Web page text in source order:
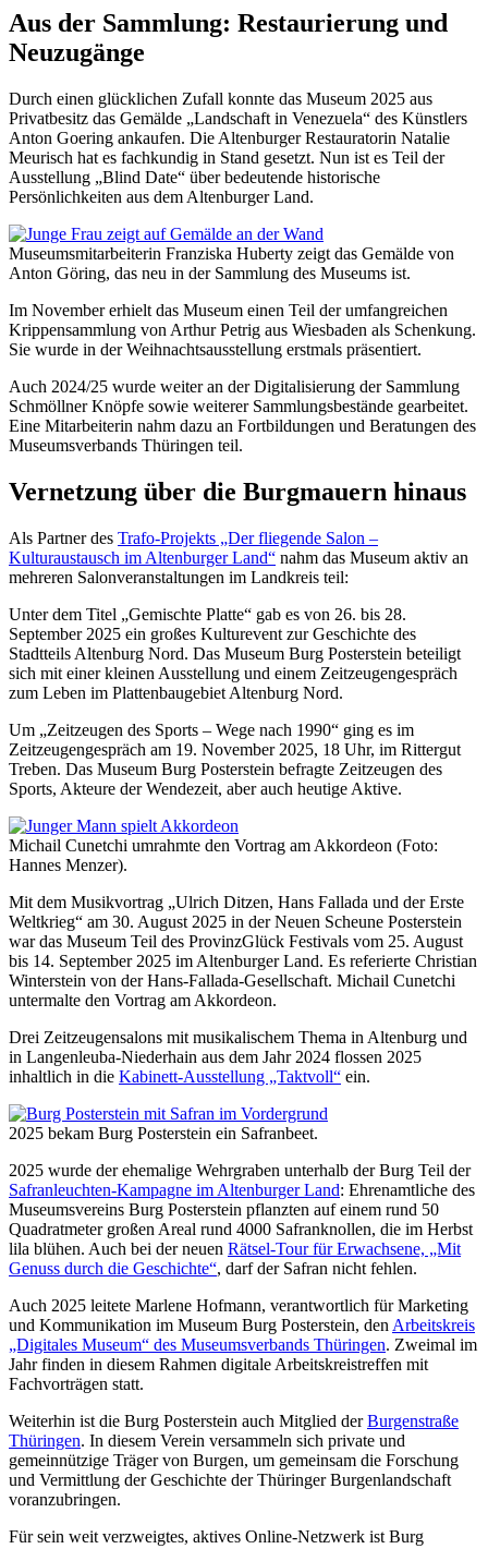
Aus der Sammlung: Restaurierung und
Neuzugänge
Durch einen glücklichen Zufall konnte das Museum 2025 aus
Privatbesitz das Gemälde „Landschaft in Venezuela“ des Künstlers
Anton Goering ankaufen. Die Altenburger Restauratorin Natalie
Meurisch hat es fachkundig in Stand gesetzt. Nun ist es Teil der
Ausstellung „Blind Date“ über bedeutende historische
Persönlichkeiten aus dem Altenburger Land.
Museumsmitarbeiterin Franziska Huberty zeigt das Gemälde von
Anton Göring, das neu in der Sammlung des Museums ist.
Im November erhielt das Museum einen Teil der umfangreichen
Krippensammlung von Arthur Petrig aus Wiesbaden als Schenkung.
Sie wurde in der Weihnachtsausstellung erstmals präsentiert.
Auch 2024/25 wurde weiter an der Digitalisierung der Sammlung
Schmöllner Knöpfe sowie weiterer Sammlungsbestände gearbeitet.
Eine Mitarbeiterin nahm dazu an Fortbildungen und Beratungen des
Museumsverbands Thüringen teil.
Vernetzung über die Burgmauern hinaus
Als Partner des Trafo-Projekts „Der fliegende Salon –
Kulturaustausch im Altenburger Land“ nahm das Museum aktiv an
mehreren Salonveranstaltungen im Landkreis teil:
Unter dem Titel „Gemischte Platte“ gab es von 26. bis 28.
September 2025 ein großes Kulturevent zur Geschichte des
Stadtteils Altenburg Nord. Das Museum Burg Posterstein beteiligt
sich mit einer kleinen Ausstellung und einem Zeitzeugengespräch
zum Leben im Plattenbaugebiet Altenburg Nord.
Um „Zeitzeugen des Sports – Wege nach 1990“ ging es im
Zeitzeugengespräch am 19. November 2025, 18 Uhr, im Rittergut
Treben. Das Museum Burg Posterstein befragte Zeitzeugen des
Sports, Akteure der Wendezeit, aber auch heutige Aktive.
Michail Cunetchi umrahmte den Vortrag am Akkordeon (Foto:
Hannes Menzer).
Mit dem Musikvortrag „Ulrich Ditzen, Hans Fallada und der Erste
Weltkrieg“ am 30. August 2025 in der Neuen Scheune Posterstein
war das Museum Teil des ProvinzGlück Festivals vom 25. August
bis 14. September 2025 im Altenburger Land. Es referierte Christian
Winterstein von der Hans-Fallada-Gesellschaft. Michail Cunetchi
untermalte den Vortrag am Akkordeon.
Drei Zeitzeugensalons mit musikalischem Thema in Altenburg und
in Langenleuba-Niederhain aus dem Jahr 2024 flossen 2025
inhaltlich in die Kabinett-Ausstellung „Taktvoll“ ein.
2025 bekam Burg Posterstein ein Safranbeet.
2025 wurde der ehemalige Wehrgraben unterhalb der Burg Teil der
Safranleuchten-Kampagne im Altenburger Land: Ehrenamtliche des
Museumsvereins Burg Posterstein pflanzten auf einem rund 50
Quadratmeter großen Areal rund 4000 Safranknollen, die im Herbst
lila blühen. Auch bei der neuen Rätsel-Tour für Erwachsene, „Mit
Genuss durch die Geschichte“, darf der Safran nicht fehlen.
Auch 2025 leitete Marlene Hofmann, verantwortlich für Marketing
und Kommunikation im Museum Burg Posterstein, den Arbeitskreis
„Digitales Museum“ des Museumsverbands Thüringen. Zweimal im
Jahr finden in diesem Rahmen digitale Arbeitskreistreffen mit
Fachvorträgen statt.
Weiterhin ist die Burg Posterstein auch Mitglied derBurgenstraße
Thüringen. In diesem Verein versammeln sich private und
gemeinnützige Träger von Burgen, um gemeinsam die Forschung
und Vermittlung der Geschichte der Thüringer Burgenlandschaft
voranzubringen.
Für sein weit verzweigtes, aktives Online-Netzwerk ist Burg